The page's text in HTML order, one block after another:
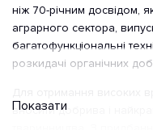
ніж 70-річним досвідом,
аграрного сектора,
багатофункціональні
розкидачі органічних
вносити добрива і
Показати